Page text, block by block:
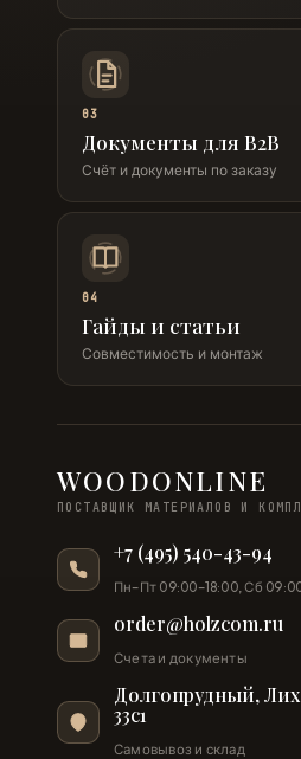
03
Документы для B2B
Счёт и документы по заказу
04
Гайды и статьи
Совместимость и монтаж
WOODONLINE
ПОСТАВЩИК МАТЕРИАЛОВ И
+7 (495) 540-43-94
Пн–Пт 09:00–18:00, Сб
order@holzcom.ru
Счета и документы
Долгопрудный,
33с1
Самовывоз и склад